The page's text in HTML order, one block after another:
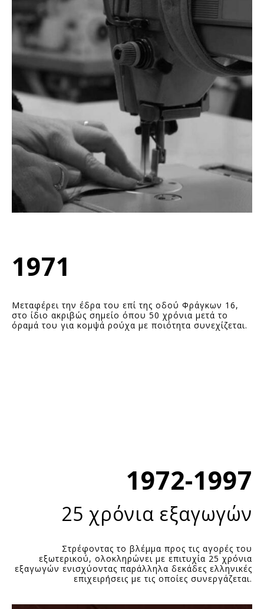
1971
Μεταφέρει την έδρα του επί της οδού Φράγκων 16,
στο ίδιο ακριβώς σημείο όπου 50 χρόνια μετά το
όραμά του για κομψά ρούχα με ποιότητα συνεχίζεται.
1972-1997
25 χρόνια εξαγωγών
Στρέφοντας το βλέμμα προς τις αγορές του
εξωτερικού, ολοκληρώνει με επιτυχία 25 χρόνια
εξαγωγών ενισχύοντας παράλληλα δεκάδες ελληνικές
επιχειρήσεις με τις οποίες συνεργάζεται.